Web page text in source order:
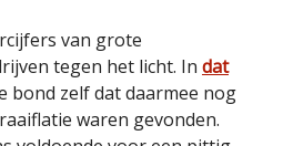
van grote
tegen het licht. In dat
bond zelf dat daarmee nog
waren gevonden.